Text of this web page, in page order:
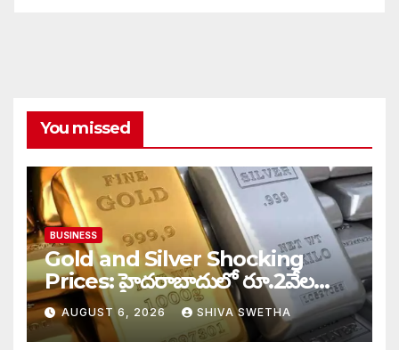
You missed
BUSINESS
Gold and Silver Shocking
Prices: హైదరాబాదులో రూ.2వేల
900 పెరిగిన తులం రేటు…
AUGUST 6, 2026 SHIVA SWETHA